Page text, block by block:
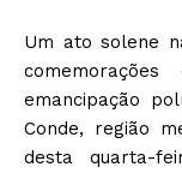
Um ato solene
emancipação
Conde, região
desta quarta-